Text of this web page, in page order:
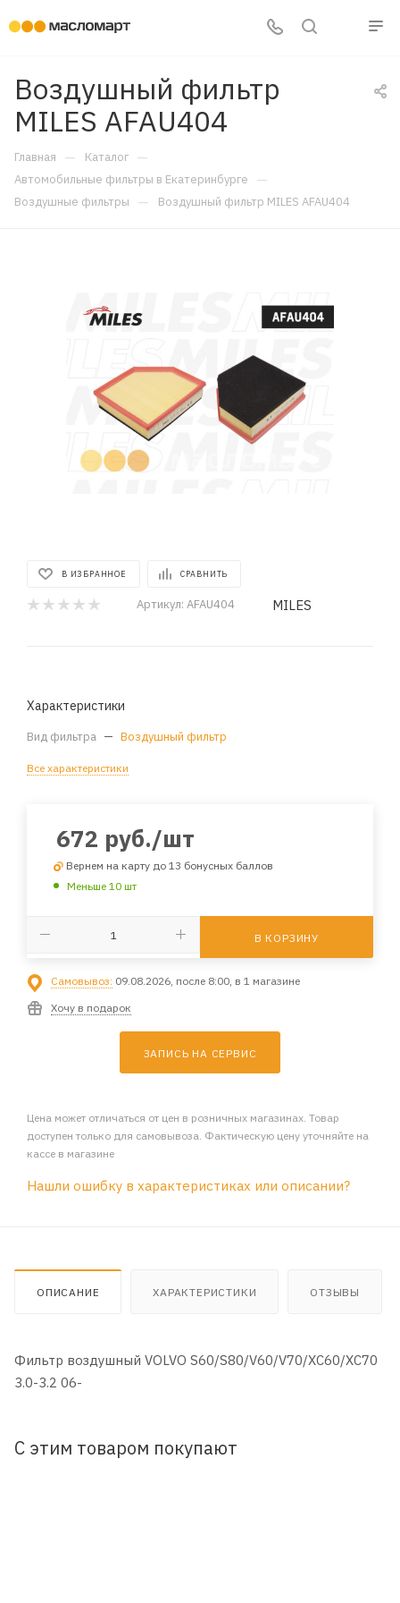
Воздушный фильтр
MILES AFAU404
Главная — Каталог —
Автомобильные фильтры в Екатеринбурге —
Воздушные фильтры — Воздушный фильтр MILES AFAU404
В ИЗБРАННОЕ СРАВНИТЬ
Артикул: AFAU404 MILES
Характеристики
Вид фильтра — Воздушный фильтр
Все характеристики
672 руб./шт
Вернем на карту до 13 бонусных баллов
Меньше 10 шт
В КОРЗИНУ
Самовывоз: 09.08.2026, после 8:00, в 1 магазине
Хочу в подарок
ЗАПИСЬ НА СЕРВИС
Цена может отличаться от цен в розничных магазинах. Товар
доступен только для самовывоза. Фактическую цену уточняйте на
кассе в магазине
Нашли ошибку в характеристиках или описании?
ОПИСАНИЕ ХАРАКТЕРИСТИКИ ОТЗЫВЫ
Фильтр воздушный VOLVO S60/S80/V60/V70/XC60/XC70
3.0-3.2 06-
С этим товаром покупают